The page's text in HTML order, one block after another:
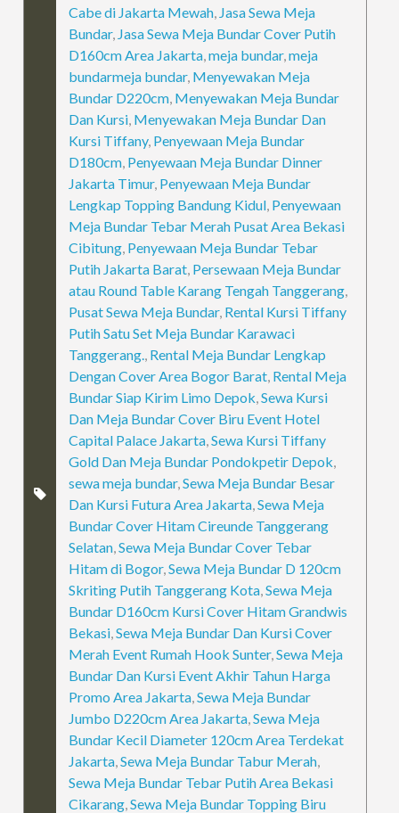
Cabe di Jakarta Mewah, Jasa Sewa Meja
Bundar, Jasa Sewa Meja Bundar Cover Putih
D160cm Area Jakarta,meja bundar,meja
bundarmeja bundar, Menyewakan Meja
Bundar D220cm, Menyewakan Meja Bundar
Dan Kursi, Menyewakan Meja Bundar Dan
Kursi Tiffany, Penyewaan Meja Bundar
D180cm, Penyewaan Meja Bundar Dinner
Jakarta Timur, Penyewaan Meja Bundar
Lengkap Topping Bandung Kidul, Penyewaan
Meja Bundar Tebar Merah Pusat Area Bekasi
Cibitung, Penyewaan Meja Bundar Tebar
Putih Jakarta Barat, Persewaan Meja Bundar
atau Round Table Karang Tengah Tanggerang,
Pusat Sewa Meja Bundar, Rental Kursi Tiffany
Putih Satu Set Meja Bundar Karawaci
Tanggerang., Rental Meja Bundar Lengkap
Dengan Cover Area Bogor Barat, Rental Meja
Bundar Siap Kirim Limo Depok,Sewa Kursi
Dan Meja Bundar Cover Biru Event Hotel
Capital Palace Jakarta,Sewa Kursi Tiffany
Gold Dan Meja Bundar Pondokpetir Depok,
sewa meja bundar,Sewa Meja Bundar Besar
Dan Kursi Futura Area Jakarta,Sewa Meja
Bundar Cover Hitam Cireunde Tanggerang
Selatan,Sewa Meja Bundar Cover Tebar
Hitam di Bogor,Sewa Meja Bundar D 120cm
Skriting Putih Tanggerang Kota,Sewa Meja
Bundar D160cm Kursi Cover Hitam Grandwis
Bekasi,Sewa Meja Bundar Dan Kursi Cover
Merah Event Rumah Hook Sunter,Sewa Meja
Bundar Dan Kursi Event Akhir Tahun Harga
Promo Area Jakarta,Sewa Meja Bundar
Jumbo D220cm Area Jakarta,Sewa Meja
Bundar Kecil Diameter 120cm Area Terdekat
Jakarta,Sewa Meja Bundar Tabur Merah,
Sewa Meja Bundar Tebar Putih Area Bekasi
Cikarang,Sewa Meja Bundar Topping Biru